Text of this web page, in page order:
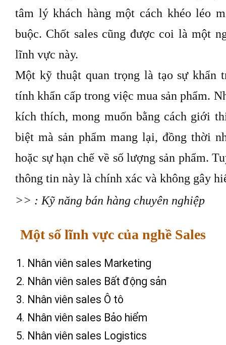
tâm lý khách hàng một cách khéo léo
buộc. Chốt sales cũng được coi là một
lĩnh vực này.
Một kỹ thuật quan trọng là tạo sự khẩn
tính khẩn cấp trong việc mua sản phẩm.
kích thích, mong muốn bằng cách giới
biệt mà sản phẩm mang lại, đồng thời
hoặc sự hạn chế về số lượng sản phẩm.
thông tin này là chính xác và không gây
>> : Kỹ năng bán hàng chuyên nghiệp
Một số lĩnh vực của nghề Sales
Nhân viên sales Marketing
Nhân viên sales Bất động sản
Nhân viên sales Ô tô
Nhân viên sales Bảo hiểm
Nhân viên sales Logistics